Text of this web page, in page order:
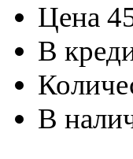
Цена
В
В